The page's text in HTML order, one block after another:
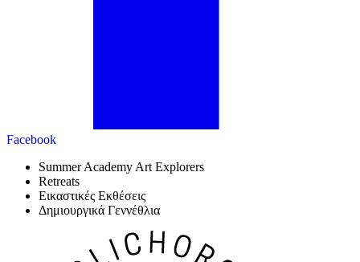
Facebook
Summer Academy Art Explorers
Retreats
Εικαστικές Εκθέσεις
Δημιουργικά Γεννέθλια